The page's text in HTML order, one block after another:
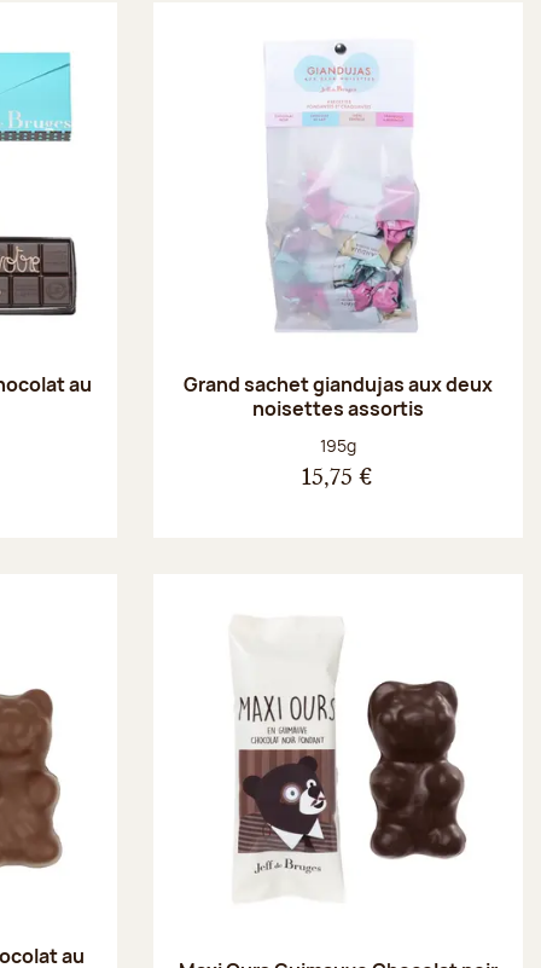
au
Grand sachet giandujas aux deux
noisettes assortis
Poids net :
195g
15,75 €
au